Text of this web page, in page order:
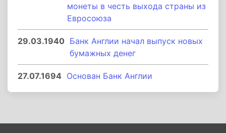
монеты в честь выхода страны из
Евросоюза
29.03.1940 Банк Англии начал выпуск новых
бумажных денег
27.07.1694 Основан Банк Англии